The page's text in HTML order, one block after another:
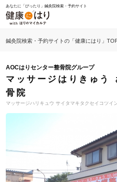
あなたに「ぴったり」鍼灸院検索・予約サイト
鍼灸院検索・予約サイトの「健康にはり」
AOCはりセンター整骨院グループ
マッサージはりきゅう
骨院
マッサージハリキュウ サイタマキタクセイコツイ